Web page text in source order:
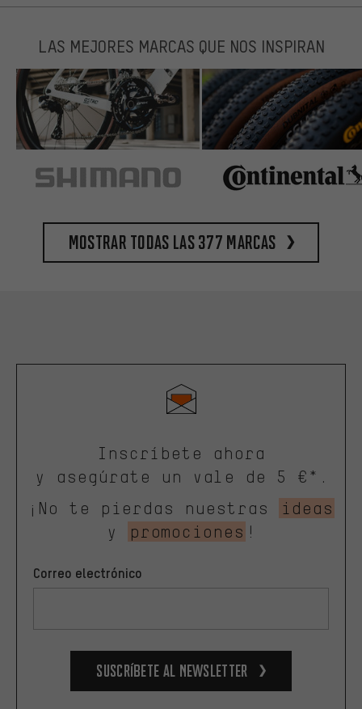
LAS MEJORES MARCAS QUE NOS INSPIRAN
Mostrar todas las 377 marcas
Inscríbete ahora
y asegúrate un vale de 5 €*.
¡No te pierdas nuestras
ideas
y
promociones !
Correo electrónico
Suscríbete al newsletter